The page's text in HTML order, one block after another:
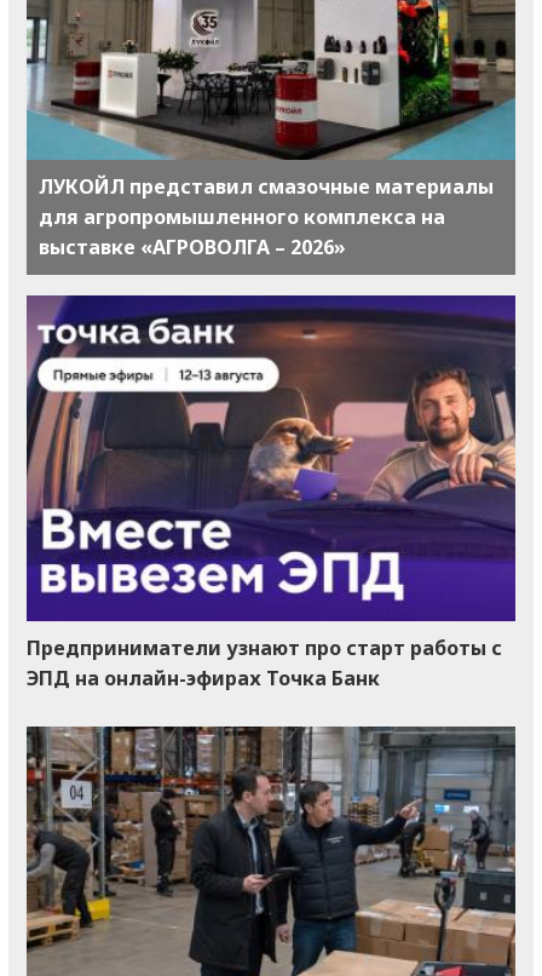
ЛУКОЙЛ представил смазочные материалы
для агропромышленного комплекса на
выставке «АГРОВОЛГА – 2026»
Предприниматели узнают про старт работы с
ЭПД на онлайн-эфирах Точка Банк